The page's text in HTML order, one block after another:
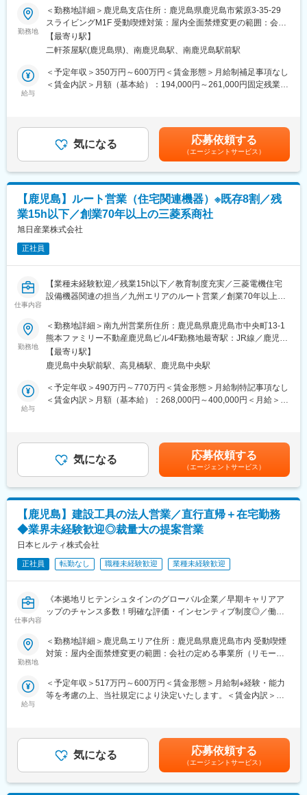
レンタルだけでなく、病院・介護施設内での申込の受付業務から
ご利用者への提供・回収・請求まで全て弊社で受け持っておりま
す。そのため医療・介護施設の業務負担の軽減もでき多くのメリ
ットがあります。拠点は北海道から九州まで展開し、毎年増収・
変更の範囲：会社の定める業務
★ 本気で挑戦し、成長し、理想の未来を実現する場所！
☆ 平均年齢は20代！若手が中心となって活躍中！
【仕事内容】
スマートハウスに関心のある個人宅のお客様へ、太陽光発電や蓄
電池などのエコ商材をご案内する営業職です。
訪問スタイルでお客様との信頼関係を築きながら提案機会を作る
年4回の実績賞与と評価制度で、努力と成果が正当に評価される環
境があります。
また、年功序列は全くなく20代での役職昇格や高収入も実現可能
りとスキルを身につけられます。
【営業スタイルの特徴】
チームで成果を追求！営業は2名体制のペアで行います。
日々のロープレやミーティングでノウハウを共有し、チーム全体
で個人目標の達成をサポートします。
【入社後の流れ】
◎ 座学研修で商品・業界知識を習得
◎ 営業トークのロールプレイング研修
⇒まずはアポインターからスタート！
【モデル年収】
25歳/1年目（一般）･･･500万円（月給26万円+手当+インセンティ
26歳/2年目（一般）･･･650万円（月給28万円+手当+インセンティ
ブ）
【1日のスケジュール例】
◇10:00～ 朝礼・理念共有・成果発表
◇10:30～ チーム研修（ロープレなど）
◇13:00～ 昼休憩後、社用車で現場へ移動
◇15:00～ 営業開始
◇17:00～ 休憩
◇18:00～ 営業再開
◇20:00 退社
・未経験から営業にチャレンジしたい
・人と話すのが好き
変更の範囲：会社の定める業務
勤務地
＜勤務地詳細＞鹿児島支店住所：鹿児島県鹿児島市紫原3-35-29
スライビングM1F 受動喫煙対策：屋内全面禁煙変更の範囲：会社
の定める事業所（リモートワーク含む）
【最寄り駅】
二軒茶屋駅(鹿児島県)、南鹿児島駅、南鹿児島駅前駅
給与
＜予定年収＞350万円～600万円＜賃金形態＞月給制補足事項なし
＜賃金内訳＞月額（基本給）：194,000円～261,000円固定残業手
＞※経験・能力を考慮し決定。■インセンティブあり：年4回■キャ
ンペーンあり：随時■役職手当■賞与：決算賞与あり（業績によ
る）※固定残業代は残業がない場合も支給し、超過する場合は別途
支給賃金はあくまでも目安の金額であり、選考を通じて上下する
可能性があります。月給(月額)は固定手当を含めた表記です。
気になる 応募依頼する
（エージェントサービス）
【鹿児島】ルート営業（住宅関連機器）※既存8割／残
業15h以下／創業70年以上の三菱系商社
旭日産業株式会社
正社員
仕事内容
【業種未経験歓迎／残業15h以下／教育制度充実／三菱電機住宅
設備機器関連の担当／九州エリアのルート営業／創業70年以上の
■担当業務：三菱電機住宅設備関連機器（空調機・換気扇・ｴｺｷｭｰ
ﾄ･太陽光発電等）の販売および建設・建築関連商材（配管材料、
空調資材）の販売を行って頂きます。
■担当エリア：主に鹿児島県内となります。そのため、基本的には
出張はないものの、仕入先への製品研修会にて国内出張が発生す
また、住宅設備店・管材問屋（住宅メーカー・工務店と直接取引
をする場合もございます）
商談同行での新規提案になります。
■商材について：三菱電機製品を中心とした製品を中心に建物（マ
ンションや住宅等）を建てる際に必要な住宅向け設備(※1)や建築
資材(※2)等の住宅建材、管材(※3)を担当いただきます。
(※1)空調機・換気扇、太陽光発電システム、ＣＯ２ヒートポンプ
給湯機、ＩＨクッキングヒーター等
(※2)床暖房パネル・受水槽
(※3)上下水道管・配水管・電線管等
社全員で目標に対して営業活動を行って達成を目指すスタイルを
取っています。
■配属部署：住環境ライフライン事業部 南九州営業所は3名で構成
されており、50代男性管理職のもと、営業2名（30代男性2名）の
【残業】
月平均残業15h以内になっております。
働き方改革の一環で毎週水曜日ノー残業デーを導入しており、そ
業が出来ない体制になっております。
勤務地
＜勤務地詳細＞南九州営業所住所：鹿児島県鹿児島市中央町13-1
熊本ファミリー不動産鹿児島ビル4F勤務地最寄駅：JR線／鹿児島
中央駅受動喫煙対策：敷地内喫煙可能場所あり変更の範囲：会社
の定める事業所
【最寄り駅】
鹿児島中央駅前駅、高見橋駅、鹿児島中央駅
給与
＜予定年収＞490万円～770万円＜賃金形態＞月給制特記事項なし
＜賃金内訳＞月額（基本給）：268,000円～400,000円＜月給＞
でも目安の金額であり、選考を通じて上下する可能性がありま
す。月給(月額)は固定手当を含めた表記です。
気になる 応募依頼する
（エージェントサービス）
【鹿児島】建設工具の法人営業／直行直帰＋在宅勤務
◆業界未経験歓迎◎裁量大の提案営業
日本ヒルティ株式会社
正社員 転勤なし 職種未経験歓迎 業種未経験歓迎
仕事内容
《本拠地リヒテンシュタインのグローバル企業／早期キャリアア
ップのチャンス多数！明確な評価・インセンティブ制度◎／働き
～あなたの提案で建設業界の大きな課題「生産性」を改善へ！～
■仕事内容：
ューション提案することで課題解決型のコンサルティング営業を
行います。既存顧客が中心の深耕拡大メインとなる一方、今後
＊担当エリア：重ならないようにエリア区分。車で１時間～１時
間半圏内
■営業スタイル：
勤務地
＜勤務地詳細＞鹿児島エリア住所：鹿児島県鹿児島市内 受動喫煙
対策：屋内全面禁煙変更の範囲：会社の定める事業所（リモート
給与
＜予定年収＞517万円～600万円＜賃金形態＞月給制※経験・能力
等を考慮の上、当社規定により決定いたします。＜賃金内訳＞月
ブ支給有り※達成率によっては、初年度から年収600万円以上も可
能です。■昇給有り■四半期営業報奨金■賞与年１回■入社後のイン
センティブ保証制度あり■モデル年収（固定給8割）：・700万円
／4年目・800万円／営業課長／4年目賃金はあくまでも目安の金
気になる 応募依頼する
（エージェントサービス）